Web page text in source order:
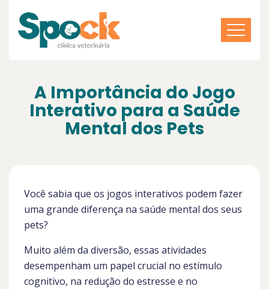
A Importância do Jogo
Interativo para a Saúde
Mental dos Pets
Você sabia que os jogos interativos podem fazer
uma grande diferença na saúde mental dos seus
pets?
Muito além da diversão, essas atividades
desempenham um papel crucial no estímulo
cognitivo, na redução do estresse e no